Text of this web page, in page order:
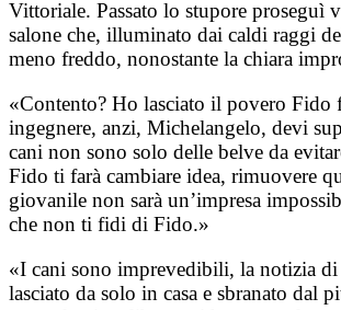
Vittoriale. Passato lo stupore proseguì
salone che, illuminato dai caldi raggi
meno freddo, nonostante la chiara
«Contento? Ho lasciato il povero Fido
ingegnere, anzi, Michelangelo, devi
cani non sono solo delle belve da
Fido ti farà cambiare idea, rimuovere
giovanile non sarà un’impresa
che non ti fidi di Fido.»
«I cani sono imprevedibili, la notizia
lasciato da solo in casa e sbranato dal